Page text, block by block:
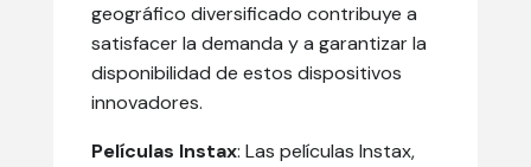
geográfico diversificado contribuye a
satisfacer la demanda y a garantizar la
disponibilidad de estos dispositivos
innovadores.
Películas Instax: Las películas Instax,